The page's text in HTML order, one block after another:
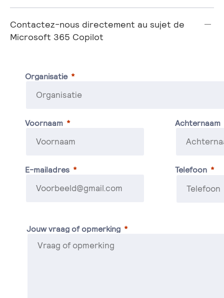
Contactez-nous directement au sujet de
Microsoft 365 Copilot
Organisatie
Voornaam Achternaam
E-mailadres Telefoon
Jouw vraag of opmerking